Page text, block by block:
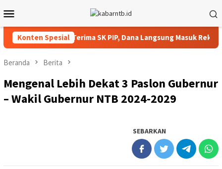
ke
kontenMobile
Konten Spesial
SMPN 2 Praya Terima SK PIP, Dana Langsung Masuk Rekening
Beranda Berita
Mengenal Lebih Dekat 3 Paslon Gubernur
– Wakil Gubernur NTB 2024-2029
SEBARKAN